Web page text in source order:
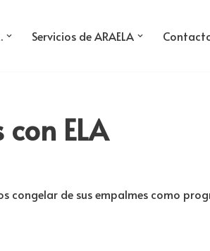
Servicios de ARAELA
ELA
congelar de sus empalmes como